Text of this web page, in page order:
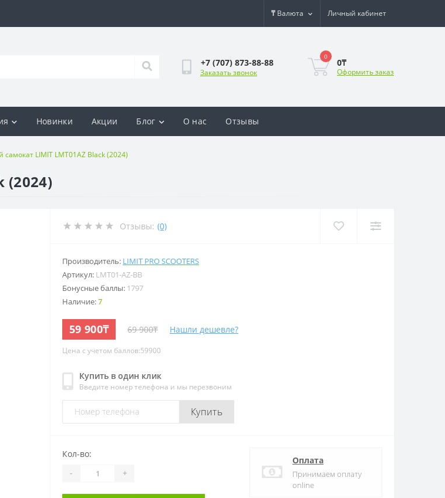
₸ Валюта Личный кабинет
+7 (707) 873-88-88
Заказать звонок
0
0₸
Оформить заказ
Новинки Акции Блог О нас Отзывы
самокат LIMIT LMT01AZ Black (2024)
(2024)
Отзывы: (0)
Производитель: LIMIT PRO SCOOTERS
Артикул: LMT01-AZ-BB
Бонусные баллы: 1797
Наличие:7
59 900₸ 69 900₸ Нашли дешевле?
Цена с учетом баллов:59900
Купить в один клик
Введите номер телефона и мы перезвоним
Купить
Кол-во:
- +
Оплата
Принимаем оплату
online